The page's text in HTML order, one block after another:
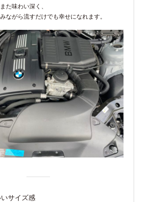
た味わい深く、
ながら流すだけでも幸せになれます。
サイズ感